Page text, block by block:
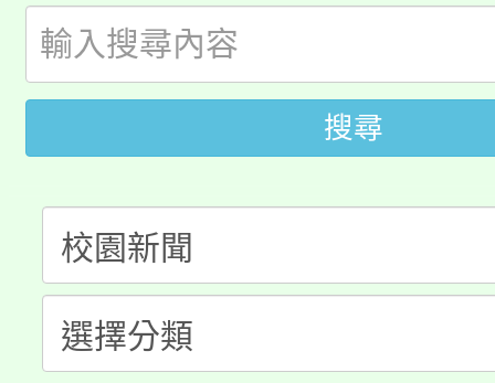
代理(課)教師甄選結果(
公告本校115學年度第
代理(課)教師甄選結果(
轉知中國文化大學推廣
《TA101》溝通分析基
程，歡迎學生輔導中心
心理、諮商輔導、社會
系所師生報名參加。
轉知苗栗縣政府辦理
縣市「校園短影音徵選
門員」簡章及活動海報
踴躍報名參加。
要點
「桃園市補助參觀特色
展演活動實施計畫」
115年度「教育部表揚
義教育推展貢獻獎」
搜尋